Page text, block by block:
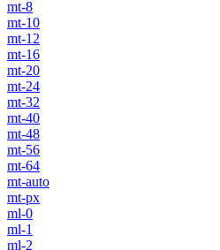
mt-8
mt-10
mt-12
mt-16
mt-20
mt-24
mt-32
mt-40
mt-48
mt-56
mt-64
mt-auto
mt-px
ml-0
ml-1
ml-2